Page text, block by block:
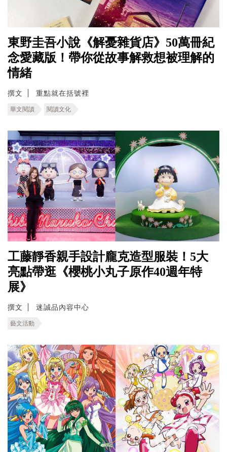
東野圭吾小說《解憂雜貨店》50萬冊紀
念愛藏版！帶你從故事解救想被理解的
情緒
撰文 重點就在括號裡
華文閱讀 閱讀文化
工藤靜香親手設計龐克造型服裝！5大
亮點帶逛《櫻桃小丸子原作40週年特
展》
撰文 迷誠品內容中心
藝文活動